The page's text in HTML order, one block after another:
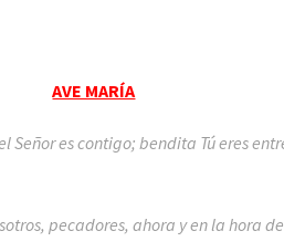
AVE MARÍA
Señor es contigo; bendita Tú eres
pecadores, ahora y en la hora